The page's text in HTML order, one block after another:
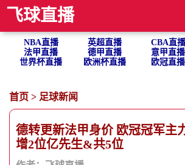
飞球直播
NBA直播 英超直播 CBA直播
法甲直播
德甲直播 意甲直播
世界杯直播
欧洲杯直播 欧冠直播
首页 > 足球新闻
德转更新法甲身价 欧冠冠军主
增2位亿先生&共5位